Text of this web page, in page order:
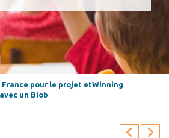
pour le projet etWinning
un Blob